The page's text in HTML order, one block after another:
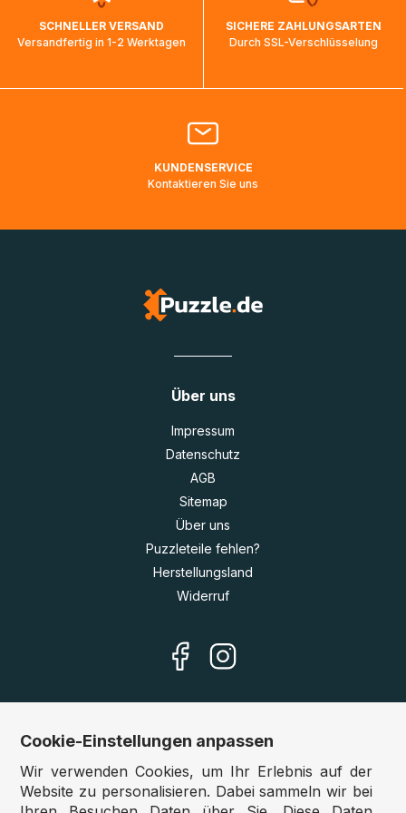
ankommen und von der dortigen Zustellorganisation weiter
bearbeitet werden.
Bitte kontaktieren Sie denKundenservicefalls Ihr Paket
Lieferadressen in Deutschland oder Europa mehrere Tage
SCHNELLER VERSAND
Versandfertig in 1-2 Werktagen
SICHERE ZAHLUNGSARTEN
Durch SSL-Verschlüsselung
KUNDENSERVICE
Kontaktieren Sie uns
Über uns
Impressum
Datenschutz
AGB
Sitemap
Über uns
Puzzleteile fehlen?
Herstellungsland
Widerruf
Unsere Shops
Deutschland:www.puzzle.de
Cookie-Einstellungen anpassen
Wir verwenden Cookies, um Ihr Erlebnis auf der
Website zu personalisieren. Dabei sammeln wir bei